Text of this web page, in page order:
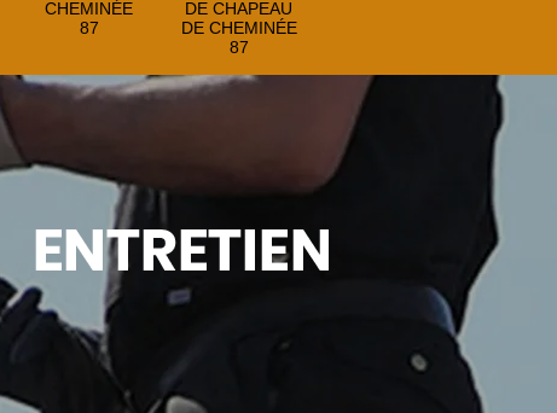
CHEMINÉE
87
DE CHAPEAU
DE CHEMINÉE
87